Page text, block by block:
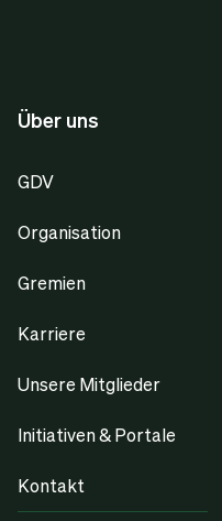
Über uns
GDV
Organisation
Gremien
Karriere
Unsere Mitglieder
Initiativen & Portale
Kontakt